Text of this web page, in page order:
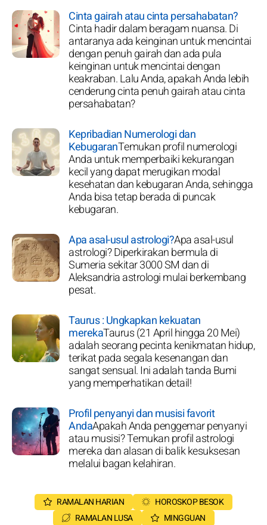
Cinta gairah atau cinta persahabatan?
Cinta hadir dalam beragam nuansa. Di
antaranya ada keinginan untuk mencintai
dengan penuh gairah dan ada pula
keinginan untuk mencintai dengan
keakraban. Lalu Anda, apakah Anda lebih
cenderung cinta penuh gairah atau cinta
persahabatan?
Kepribadian Numerologi dan
KebugaranTemukan profil numerologi
Anda untuk memperbaiki kekurangan
kecil yang dapat merugikan modal
kesehatan dan kebugaran Anda, sehingga
Anda bisa tetap berada di puncak
kebugaran.
Apa asal-usul astrologi?Apa asal-usul
astrologi? Diperkirakan bermula di
Sumeria sekitar 3000 SM dan di
Aleksandria astrologi mulai berkembang
pesat.
Taurus : Ungkapkan kekuatan
merekaTaurus (21 April hingga 20 Mei)
adalah seorang pecinta kenikmatan hidup,
terikat pada segala kesenangan dan
sangat sensual. Ini adalah tanda Bumi
yang memperhatikan detail!
Profil penyanyi dan musisi favorit
AndaApakah Anda penggemar penyanyi
atau musisi? Temukan profil astrologi
mereka dan alasan di balik kesuksesan
melalui bagan kelahiran.
RAMALAN HARIAN
HOROSKOP BESOK
RAMALAN LUSA
MINGGUAN